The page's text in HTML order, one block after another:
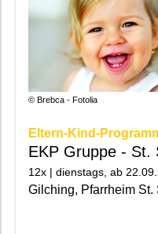
© Brebca - Fotolia
Eltern-Kind-
EKP Gruppe - St.
12x | dienstags, ab
Gilching, Pfarrheim St.